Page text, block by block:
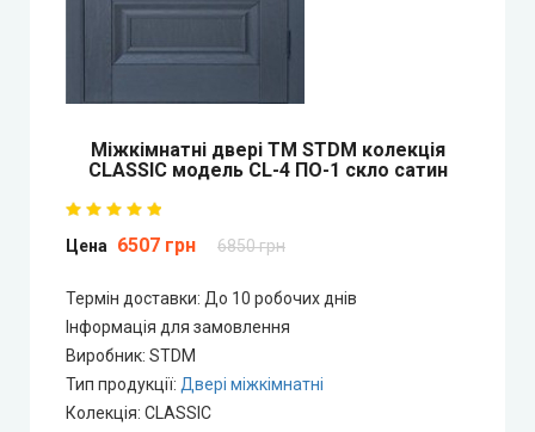
DOORIS (Доріс)
KFD (КФД)
GRAND (Гранд)
LUXDOORS (ЛюксДорс)
Міжкімнатні двері ТМ STDM колекція
CLASSIC модель СL-4 ПО-1 скло сатин
Цена 6507 грн 6850 грн
Термін доставки: До 10 робочих днів
Інформація для замовлення
Виробник: STDM
Тип продукції: Двері міжкімнатні
Колекція: CLASSIC